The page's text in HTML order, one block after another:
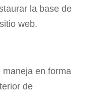
la base de
web.
en forma
de